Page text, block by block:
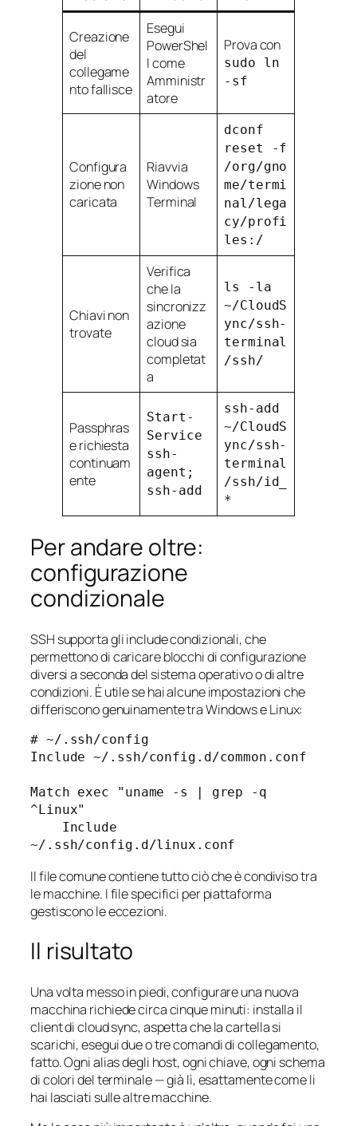
Creazione
del
collegame
nto fallisce
Esegui
PowerShel
l come
Amministr
atore
Prova con
sudo ln
-sf
Configura
zione non
caricata
Riavvia
Windows
Terminal
dconf
reset -f
/org/gno
me/termi
nal/lega
cy/profi
les:/
Chiavi non
trovate
Verifica
che la
sincronizz
azione
cloud sia
completat
a
ls -la
~/CloudS
ync/ssh-
terminal
/ssh/
Passphras
e richiesta
continuam
ente
Start-
Service
ssh-
agent;
ssh-add
ssh-add
~/CloudS
ync/ssh-
terminal
/ssh/id_
*
Per andare oltre:
configurazione
condizionale
SSH supporta gli include condizionali, che
permettono di caricare blocchi di configurazione
diversi a seconda del sistema operativo o di altre
condizioni. È utile se hai alcune impostazioni che
differiscono genuinamente tra Windows e Linux:
# ~/.ssh/config
Include ~/.ssh/config.d/common.conf
Match exec "uname -s | grep -q
^Linux"
Il file comune contiene tutto ciò che è condiviso tra
le macchine. I file specifici per piattaforma
gestiscono le eccezioni.
Il risultato
Una volta messo in piedi, configurare una nuova
macchina richiede circa cinque minuti: installa il
client di cloud sync, aspetta che la cartella si
scarichi, esegui due o tre comandi di collegamento,
fatto. Ogni alias degli host, ogni chiave, ogni schema
di colori del terminale — già lì, esattamente come li
hai lasciati sulle altre macchine.